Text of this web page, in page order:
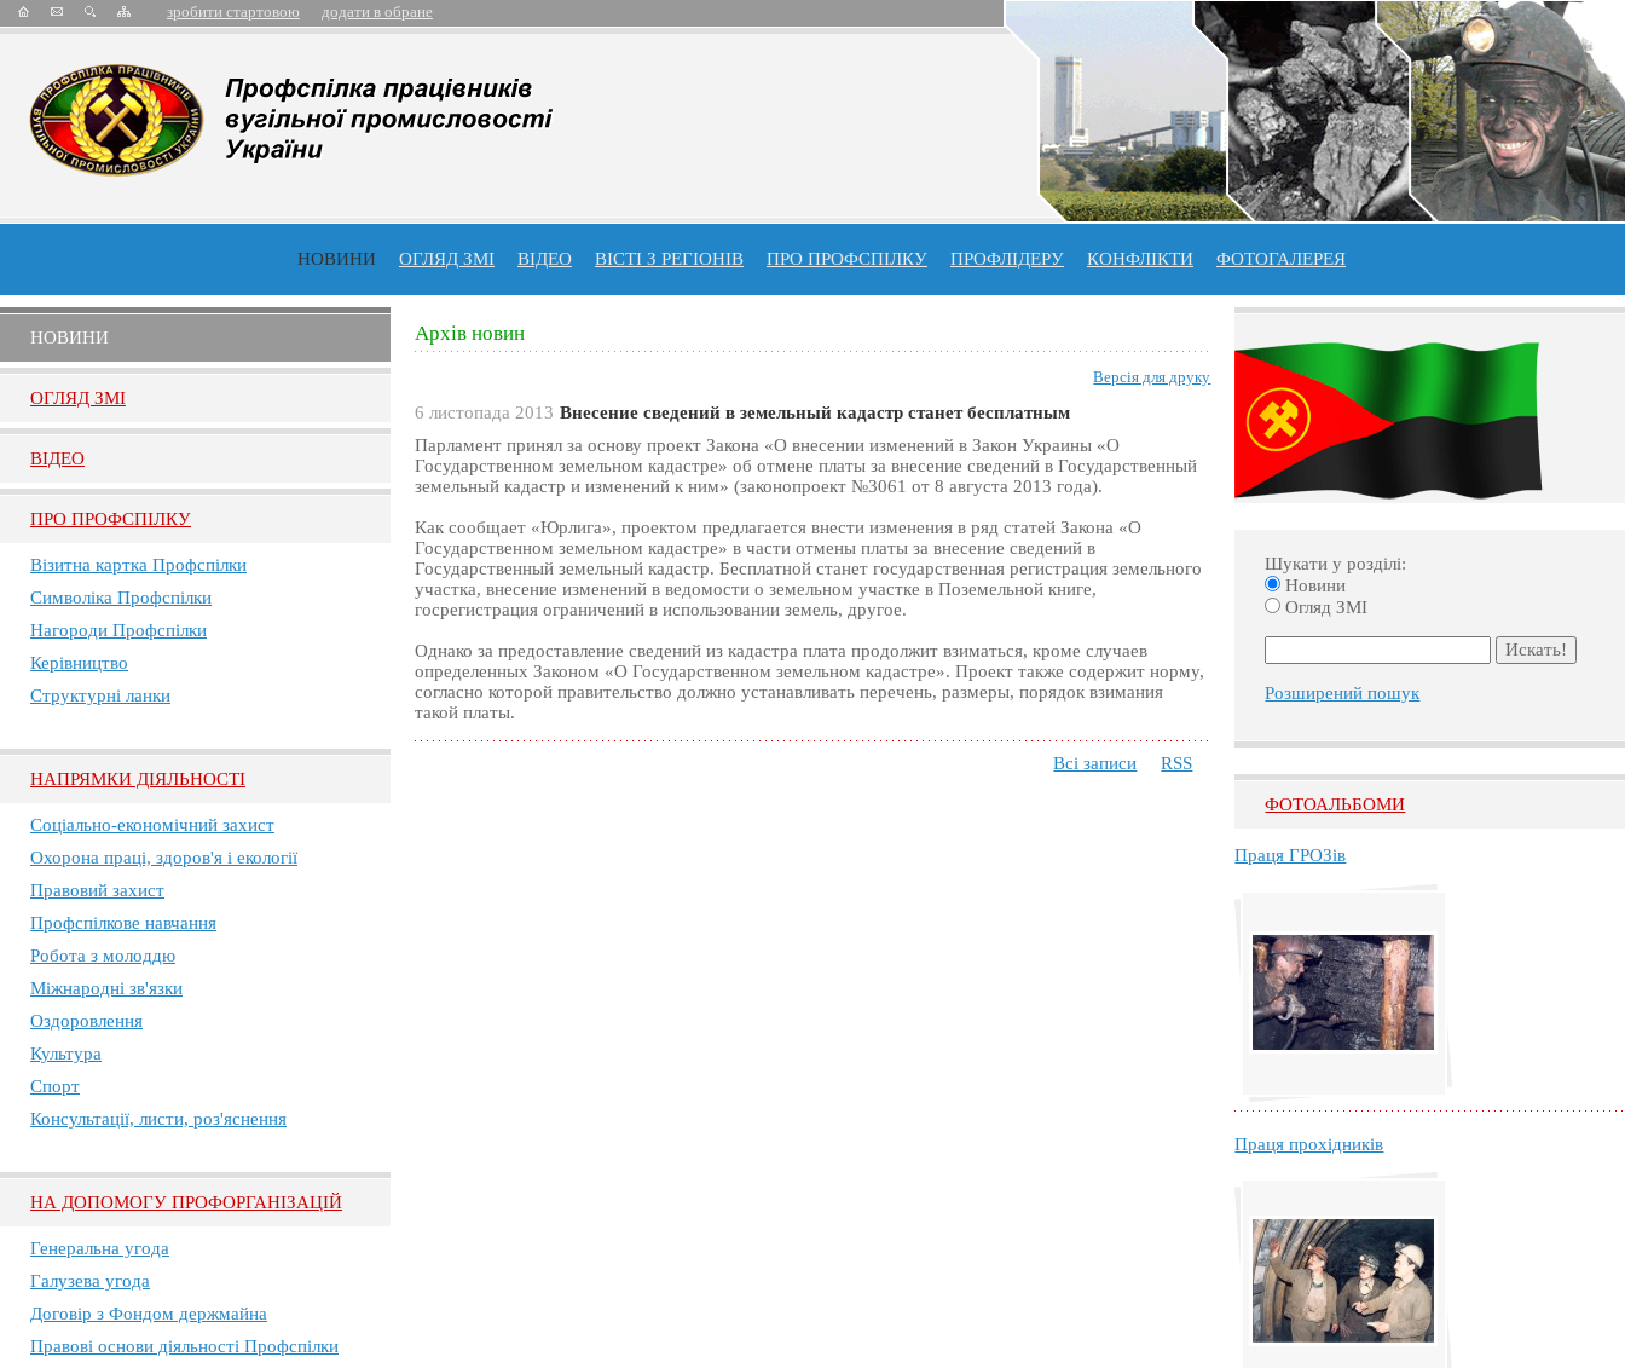
зробити стартовою додати в обране
НОВИНИ ОГЛЯД ЗМІ ВІДЕО ВІСТІ З РЕГІОНІВ ПРО ПРОФСПIЛКУ ПРОФЛIДЕРУ КОНФЛІКТИ ФОТОГАЛЕРЕЯ
НОВИНИ
ОГЛЯД ЗМI
ВIДЕО
ПРО ПРОФСПIЛКУ
Візитна картка Профспілки
Символіка Профспілки
Нагороди Профспілки
Керівництво
Структурні ланки
НАПРЯМКИ ДІЯЛЬНОСТІ
Соціально-економічний захист
Охорона праці, здоров'я і екології
Правовий захист
Профспілкове навчання
Робота з молоддю
Міжнародні зв'язки
Оздоровлення
Культура
Спорт
Консультації, листи, роз'яснення
НА ДОПОМОГУ ПРОФОРГАНІЗАЦІЙ
Генеральна угода
Галузева угода
Договір з Фондом держмайна
Правові основи діяльності Профспілки
Архів новин
Версія для друку
6 листопада 2013 Внесение сведений в земельный кадастр станет бесплатным
Парламент принял за основу проект Закона «О внесении изменений в Закон Украины «О
Государственном земельном кадастре» об отмене платы за внесение сведений в Государственный
земельный кадастр и изменений к ним» (законопроект №3061 от 8 августа 2013 года).
Как сообщает «Юрлига», проектом предлагается внести изменения в ряд статей Закона «О
Государственном земельном кадастре» в части отмены платы за внесение сведений в
Государственный земельный кадастр. Бесплатной станет государственная регистрация земельного
участка, внесение изменений в ведомости о земельном участке в Поземельной книге,
госрегистрация ограничений в использовании земель, другое.
Однако за предоставление сведений из кадастра плата продолжит взиматься, кроме случаев
определенных Законом «О Государственном земельном кадастре». Проект также содержит норму,
согласно которой правительство должно устанавливать перечень, размеры, порядок взимания
такой платы.
Всі записи RSS
Шукати у розділі:
Новини
Огляд ЗМІ
Розширений пошук
ФОТОАЛЬБОМИ
Праця ГРОЗів
Праця прохідників